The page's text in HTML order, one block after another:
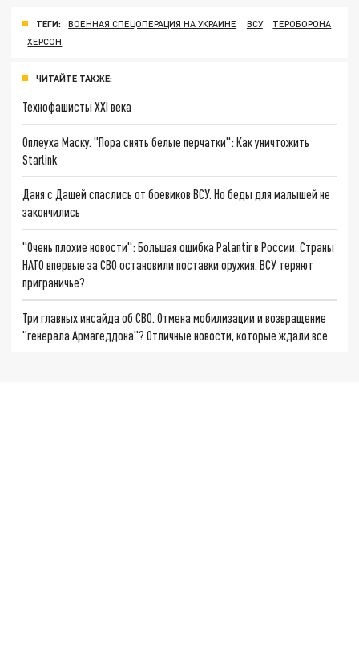
ТЕГИ: ВОЕННАЯ СПЕЦОПЕРАЦИЯ НА УКРАИНЕ ВСУ
ТЕРОБОРОНА
ХЕРСОН
ЧИТАЙТЕ ТАКЖЕ:
Технофашисты XXI века
Оплеуха Маску. "Пора снять белые перчатки": Как уничтожить
Starlink
Даня с Дашей спаслись от боевиков ВСУ. Но беды для малышей не
закончились
"Очень плохие новости": Большая ошибка Palantir в России. Страны
НАТО впервые за СВО остановили поставки оружия. ВСУ теряют
приграничье?
Три главных инсайда об СВО. Отмена мобилизации и возвращение
"генерала Армагеддона"? Отличные новости, которые ждали все